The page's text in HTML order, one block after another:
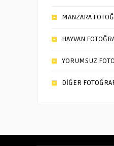
MANZARA
HAYVAN
YORUMSUZ
DİĞER